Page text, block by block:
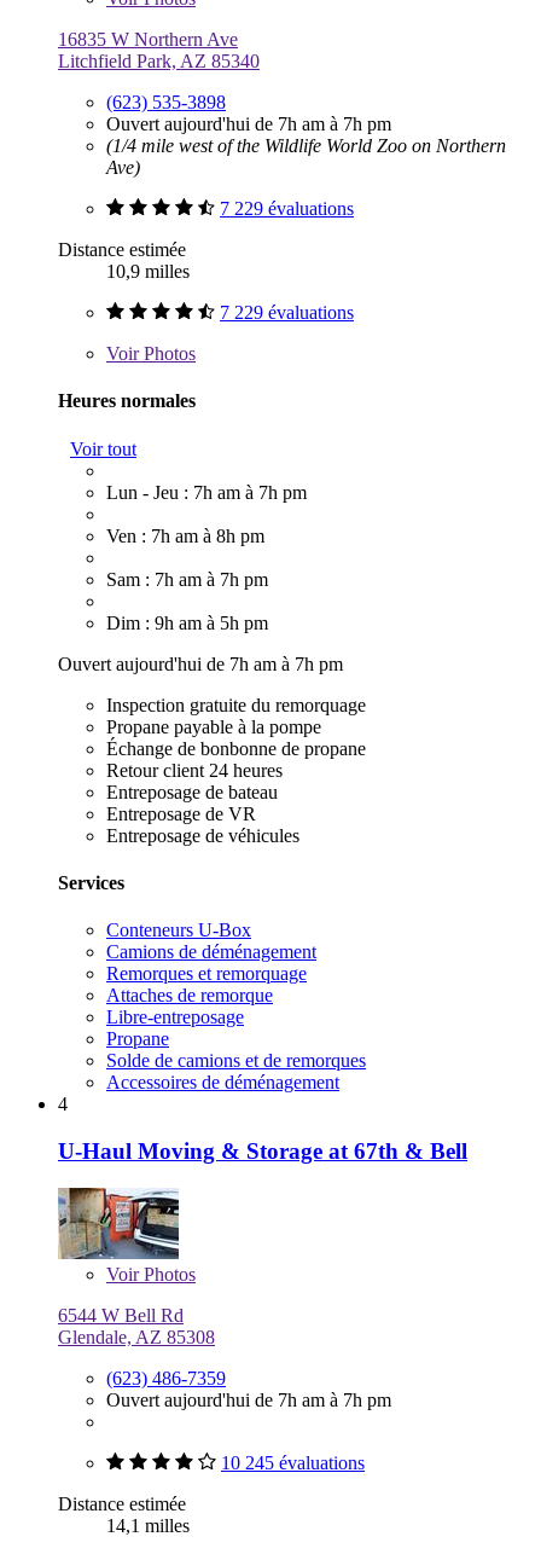
16835 W Northern Ave
Litchfield Park, AZ 85340
(623) 535-3898
Ouvert aujourd'hui de 7h am à 7h pm
(1/4 mile west of the Wildlife World Zoo on Northern
Ave)
7 229 évaluations
Distance estimée
10,9 milles
7 229 évaluations
VoirPhotos
Heures normales
Voir tout
Lun - Jeu : 7h am à 7h pm
Ven : 7h am à 8h pm
Sam : 7h am à 7h pm
Dim : 9h am à 5h pm
Ouvert aujourd'hui de 7h am à 7h pm
Inspection gratuite du remorquage
Propane payable à la pompe
Échange de bonbonne de propane
Retour client 24 heures
Entreposage de bateau
Entreposage de VR
Entreposage de véhicules
Services
Conteneurs U-Box
Camions de déménagement
Remorques et remorquage
Attaches de remorque
Libre-entreposage
Propane
Solde de camions et de remorques
Accessoires de déménagement
4
U-Haul Moving & Storage at 67th & Bell
VoirPhotos
6544 W Bell Rd
Glendale, AZ 85308
(623) 486-7359
Ouvert aujourd'hui de 7h am à 7h pm
10 245 évaluations
Distance estimée
14,1 milles